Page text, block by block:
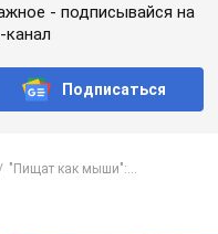
- подписывайся на
канал
Подписаться
"Пищат как мыши":...